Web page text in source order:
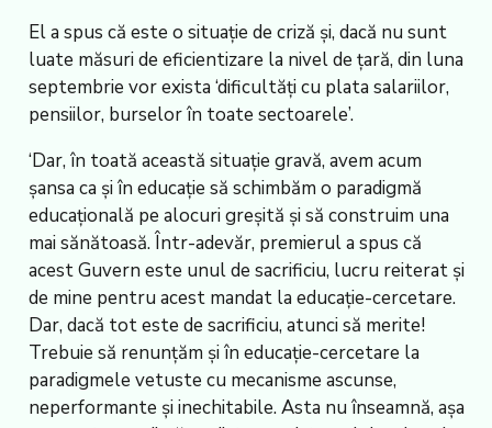
El a spus că este o situație de criză și, dacă nu sunt
luate măsuri de eficientizare la nivel de țară, din luna
septembrie vor exista ‘dificultăți cu plata salariilor,
pensiilor, burselor în toate sectoarele’.
‘Dar, în toată această situație gravă, avem acum
șansa ca și în educație să schimbăm o paradigmă
educațională pe alocuri greșită și să construim una
mai sănătoasă. Într-adevăr, premierul a spus că
acest Guvern este unul de sacrificiu, lucru reiterat și
de mine pentru acest mandat la educație-cercetare.
Dar, dacă tot este de sacrificiu, atunci să merite!
Trebuie să renunțăm și în educație-cercetare la
paradigmele vetuste cu mecanisme ascunse,
neperformante și inechitabile. Asta nu înseamnă, așa